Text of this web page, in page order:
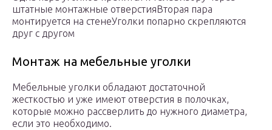
штатные монтажные отверстияВторая пара
монтируется на стенеУголки попарно скрепляются
друг с другом
Монтаж на мебельные уголки
Мебельные уголки обладают достаточной
жесткостью и уже имеют отверстия в полочках,
которые можно рассверлить до нужного диаметра,
если это необходимо.